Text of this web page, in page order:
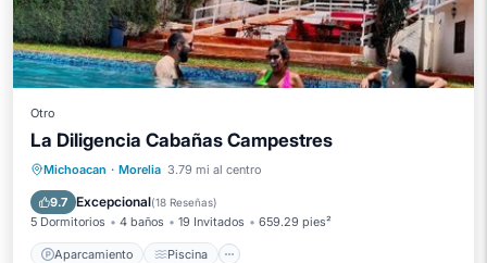
Otro
La Diligencia Cabañas Campestres
Michoacan · Morelia 3.79 mi al centro
9.7 Excepcional(18 Reseñas)
5 Dormitorios 4 baños 19 Invitados 659.29 pies²
Aparcamiento Piscina
Aparcamiento
Piscina
Balcón/Terraza